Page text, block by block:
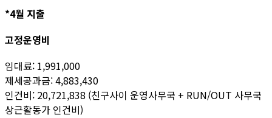
*4월 지출
고정운영비
임대료: 1,991,000
제세공과금: 4,883,430
인건비: 20,721,838 (친구사이 운영사무국 + RUN/OUT 사무국
상근활동가 인건비)